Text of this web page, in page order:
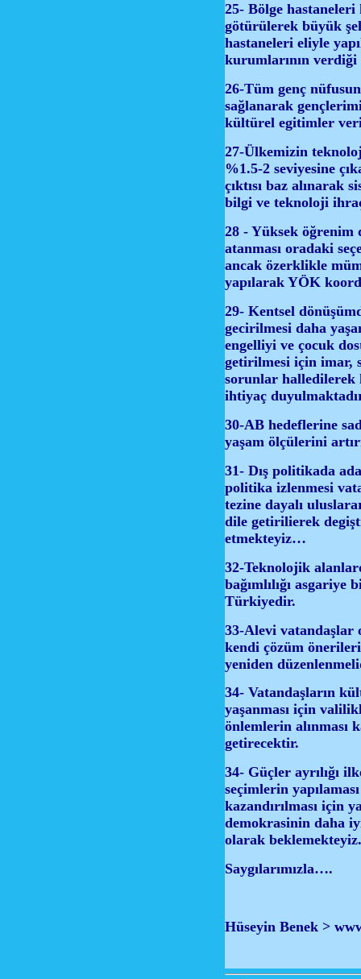
25- Bölge
götürülerek büyük
hastaneleri eliyle
kurumlarının verdiği
26-Tüm genç
sağlanarak
kültürel egitimler
27-Ülkemizin
%1.5-2 seviyesine
çıktısı baz
bilgi ve teknoloji
28 - Yüksek öğrenim
atanması oradaki
ancak özerklikle
yapılarak YÖK
29- Kentsel
gecirilmesi daha
engelliyi ve çocuk
getirilmesi için imar,
sorunlar halledilerek
ihtiyaç
30-AB hedeflerine
yaşam ölçülerini
31- Dış politikada
politika izlenmesi
tezine dayalı
dile getirilierek
etmekteyiz…
32-Teknolojik
bağımlılığı
Türkiyedir.
33-Alevi vatandaşlar
kendi çözüm
yeniden
34- Vatandaşların
yaşanması için
önlemlerin alınması
getirecektir.
34- Güçler ayrılığı
seçimlerin
kazandırılması için
demokrasinin daha
olarak beklemekteyiz.
Saygılarımızla….
Hüseyin Benek >